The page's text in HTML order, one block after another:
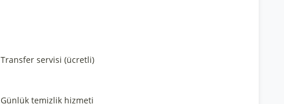
Transfer servisi (ücretli)
Günlük temizlik hizmeti